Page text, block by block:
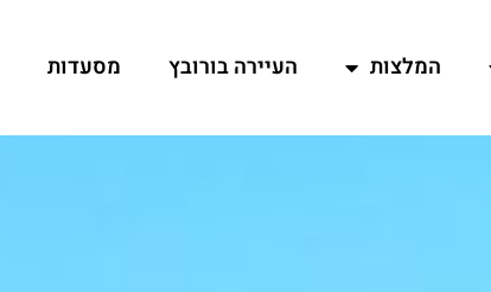
המלצות העיירה בורובץ מסעדות